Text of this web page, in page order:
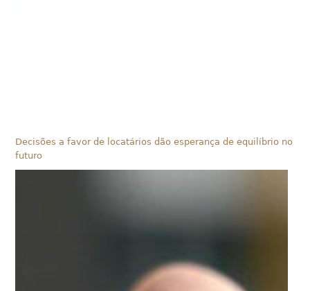
Decisões a favor de locatários dão esperança de equilíbrio no
futuro